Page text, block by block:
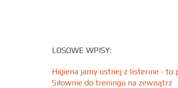
LOSOWE WPISY:
Higiena jamy ustnej z listerine - to
Siłownie do treningu na zewnątrz